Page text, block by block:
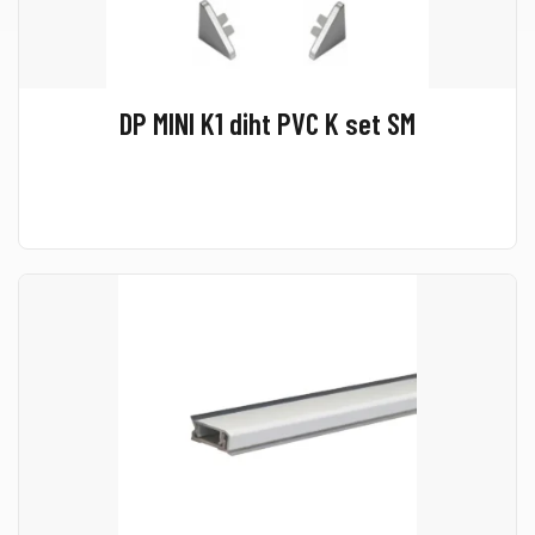
DP MINI K1 diht PVC K set SM